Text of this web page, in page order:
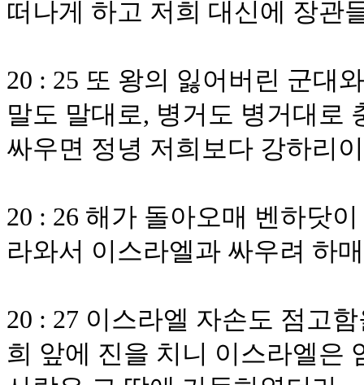
떠나게 하고 저희 대신에 장관
20 : 25 또 왕의 잃어버린 군대
말도 말대로, 병거도 병거대로
싸우면 정녕 저희보다 강하리
20 : 26 해가 돌아오매 벤하닷
라와서 이스라엘과 싸우려 하매
20 : 27 이스라엘 자손도 점고
희 앞에 진을 치니 이스라엘은